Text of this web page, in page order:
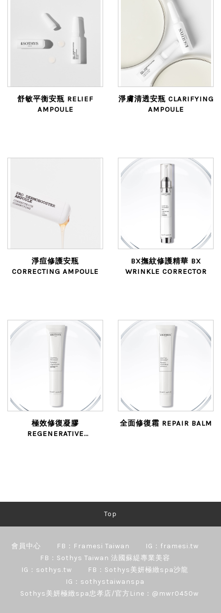
舒敏平衡安瓶 RELIEF
AMPOULE
淨膚清透安瓶 CLARIFYING
AMPOULE
淨痘修護安瓶
CORRECTING AMPOULE
BX撫紋修護精華 BX
WRINKLE CORRECTOR
極效修復凝膠
REGENERATIVE
全面修復霜 REPAIR BALM
Top
會員中心 FB：Framesi Taiwan
IG：framesi.tw
FB：Sothys Taiwan 法國蘇緹專業美容
IG：sothys.tw
FB：Sothys美妍極緻spa沙龍
IG：sothystaiwanspa
Sothys美妍極緻spa忠孝店/官方Line：@mwr0450w